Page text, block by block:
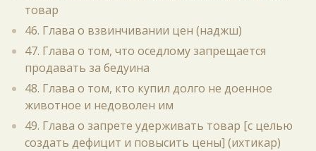
товар
46. Глава о взвинчивании цен (наджш)
47. Глава о том, что оседлому запрещается
продавать за бедуина
48. Глава о том, кто купил долго не доенное
животное и недоволен им
49. Глава о запрете удерживать товар [с целью
создать дефицит и повысить цены] (ихтикар)